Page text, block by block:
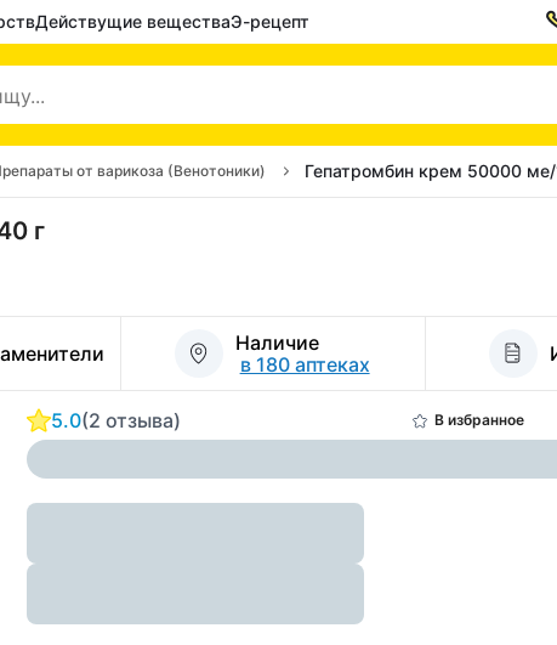
Действущие веществаЭ-рецепт
от варикоза (Венотоники) Гепатромбин крем 50000 ме/
г
Наличие
в 180 аптеках
5.0(2 отзыва) В избранное